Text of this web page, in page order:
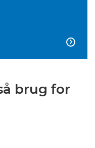

brug for